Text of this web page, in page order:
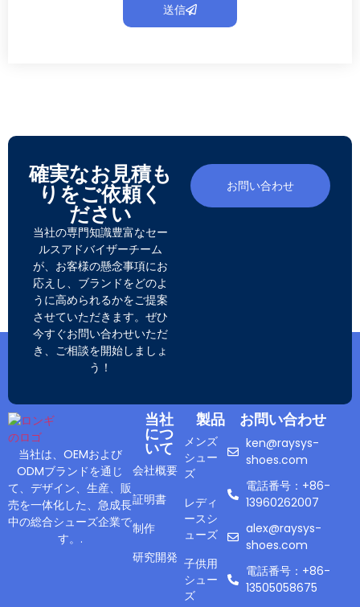
送信
確実なお見積も
りをご依頼く
ださい
当社の専門知識豊富なセー
ルスアドバイザーチーム
が、お客様の懸念事項にお
応えし、ブランドをどのよ
うに高められるかをご提案
させていただきます。ぜひ
今すぐお問い合わせいただ
き、ご相談を開始しましょ
う！
お問い合わせ
当社は、OEMおよび
ODMブランドを通じ
て、デザイン、生産、販
売を一体化した、急成長
中の総合シューズ企業で
す。.
当社
につ
いて
会社概要
証明書
制作
研究開発
製品
メンズ
シュー
ズ
レディ
ースシ
ューズ
子供用
シュー
ズ
お問い合わせ
ken@raysys-
shoes.com
電話番号：+86-
13960262007
alex@raysys-
shoes.com
電話番号：+86-
13505058675